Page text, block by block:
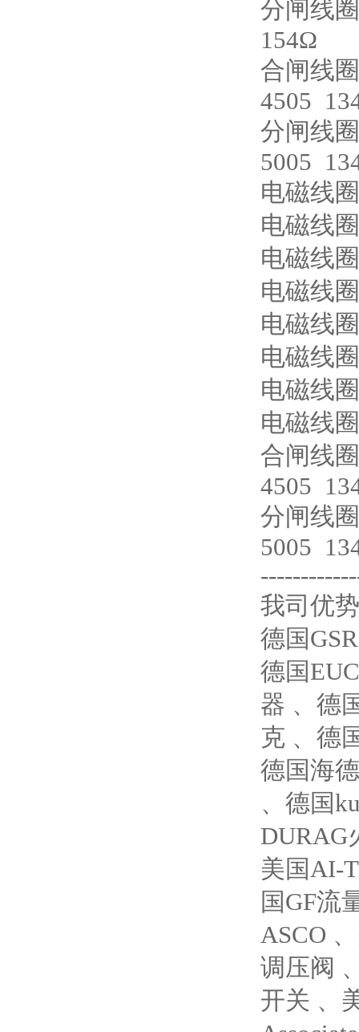
分闸线
154Ω
合闸线
4505
分闸线
5005
电磁线
电磁线
电磁线
电磁线
电磁线
电磁线
电磁线
电磁线
合闸线
4505
分闸线
5005
我司优势
德国
德国
器 、德
克 、德
德国海
、德国
DURAG
美国AI-
国GF流
ASCO
调压阀
开关 、